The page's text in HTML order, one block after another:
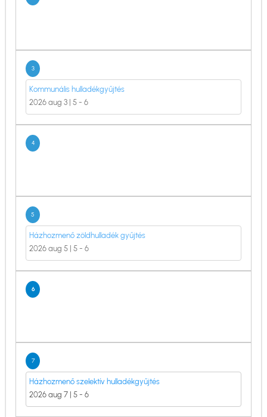
3
Kommunális hulladékgyűjtés
2026 aug 3 | 5 - 6
4
5
Házhozmenő zöldhulladék gyűjtés
2026 aug 5 | 5 - 6
6
7
Házhozmenő szelektív hulladékgyűjtés
2026 aug 7 | 5 - 6